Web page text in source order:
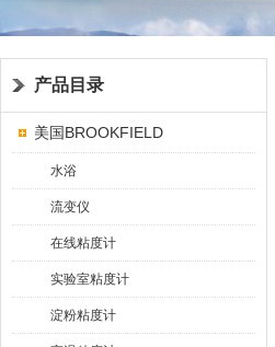
产品目录
美国BROOKFIELD
水浴
流变仪
在线粘度计
实验室粘度计
淀粉粘度计